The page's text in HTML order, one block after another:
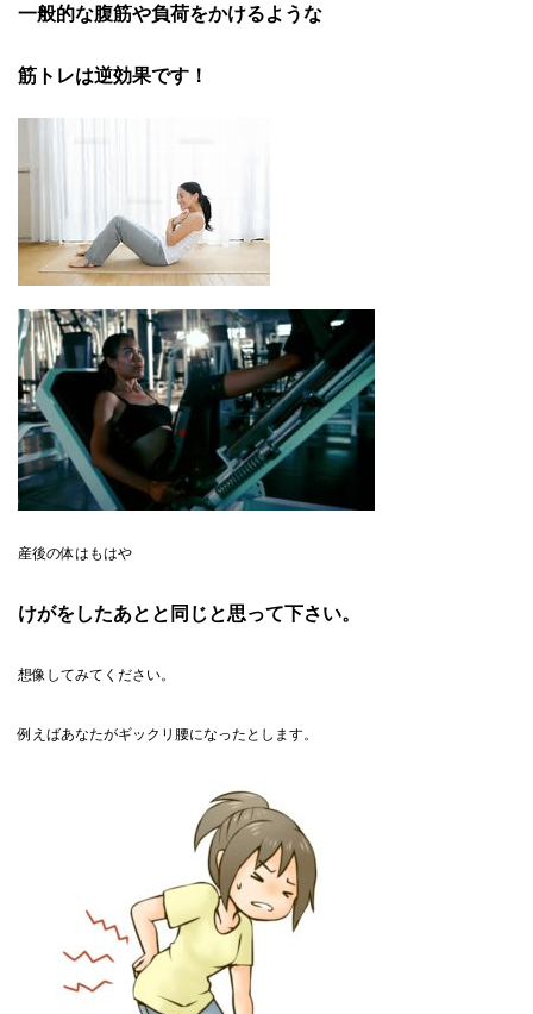
一般的な腹筋や負荷をかけるような
筋トレは逆効果です！
産後の体はもはや
けがをしたあとと同じと思って下さい。
想像してみてください。
例えばあなたがギックリ腰になったとします。